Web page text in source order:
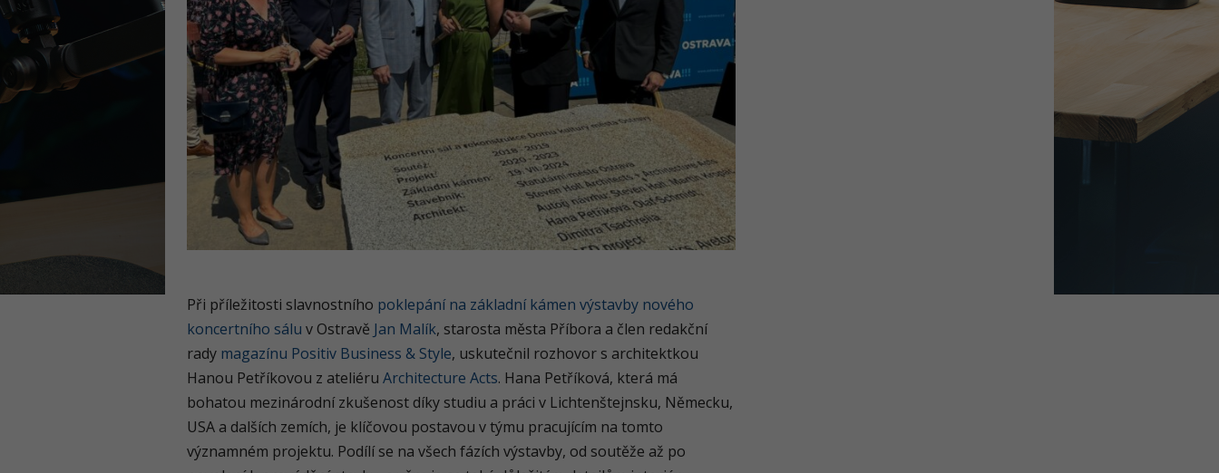
Při příležitosti slavnostního poklepání na základní kámen výstavby nového
koncertního sálu v Ostravě Jan Malík, starosta města Příbora a člen redakční
rady magazínu Positiv Business & Style, uskutečnil rozhovor s architektkou
Hanou Petříkovou z ateliéru Architecture Acts. Hana Petříková, která má
bohatou mezinárodní zkušenost díky studiu a práci v Lichtenštejnsku, Německu,
USA a dalších zemích, je klíčovou postavou v týmu pracujícím na tomto
významném projektu. Podílí se na všech fázích výstavby, od soutěže až po